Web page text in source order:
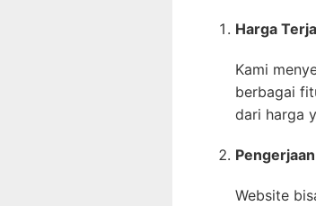
Harga
Kami
berbagai
dari harga
Website